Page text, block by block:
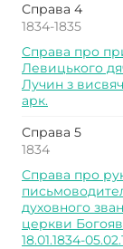
Справа 4
1834-1835
Справа про
Левицького
Лучин з
арк.
Справа 5
1834
Справа про
духовного
церкви
18.01.1834-